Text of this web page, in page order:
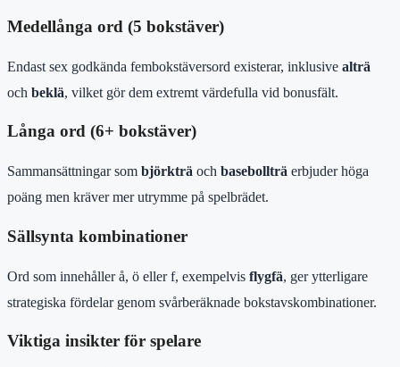
Medellånga ord (5 bokstäver)
Endast sex godkända fembokstäversord existerar, inklusive alträ
och beklä, vilket gör dem extremt värdefulla vid bonusfält.
Långa ord (6+ bokstäver)
Sammansättningar som björkträ och basebollträ erbjuder höga
poäng men kräver mer utrymme på spelbrädet.
Sällsynta kombinationer
Ord som innehåller å, ö eller f, exempelvis flygfä, ger ytterligare
strategiska fördelar genom svårberäknade bokstavskombinationer.
Viktiga insikter för spelare